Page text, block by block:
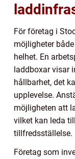
För företag i
möjligheter
helhet. En
laddboxar visar
hållbarhet, det
upplevelse.
möjligheten att
vilket kan leda
tillfredsställelse.
Företag som